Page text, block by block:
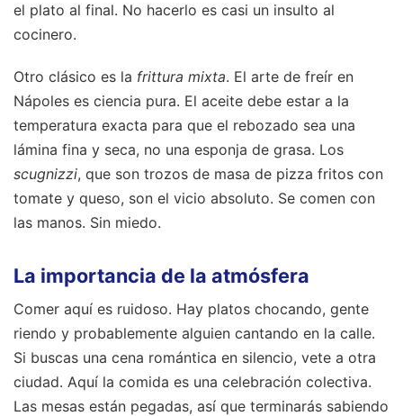
el plato al final. No hacerlo es casi un insulto al
cocinero.
Otro clásico es la frittura mixta. El arte de freír en
Nápoles es ciencia pura. El aceite debe estar a la
temperatura exacta para que el rebozado sea una
lámina fina y seca, no una esponja de grasa. Los
scugnizzi, que son trozos de masa de pizza fritos con
tomate y queso, son el vicio absoluto. Se comen con
las manos. Sin miedo.
La importancia de la atmósfera
Comer aquí es ruidoso. Hay platos chocando, gente
riendo y probablemente alguien cantando en la calle.
Si buscas una cena romántica en silencio, vete a otra
ciudad. Aquí la comida es una celebración colectiva.
Las mesas están pegadas, así que terminarás sabiendo